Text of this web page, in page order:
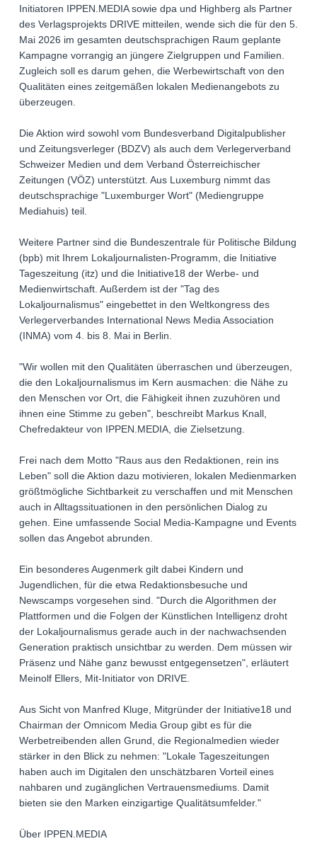
Initiatoren IPPEN.MEDIA sowie dpa und Highberg als Partner
des Verlagsprojekts DRIVE mitteilen, wende sich die für den 5.
Mai 2026 im gesamten deutschsprachigen Raum geplante
Kampagne vorrangig an jüngere Zielgruppen und Familien.
Zugleich soll es darum gehen, die Werbewirtschaft von den
Qualitäten eines zeitgemäßen lokalen Medienangebots zu
überzeugen.
Die Aktion wird sowohl vom Bundesverband Digitalpublisher
und Zeitungsverleger (BDZV) als auch dem Verlegerverband
Schweizer Medien und dem Verband Österreichischer
Zeitungen (VÖZ) unterstützt. Aus Luxemburg nimmt das
deutschsprachige "Luxemburger Wort" (Mediengruppe
Mediahuis) teil.
Weitere Partner sind die Bundeszentrale für Politische Bildung
(bpb) mit Ihrem Lokaljournalisten-Programm, die Initiative
Tageszeitung (itz) und die Initiative18 der Werbe- und
Medienwirtschaft. Außerdem ist der "Tag des
Lokaljournalismus" eingebettet in den Weltkongress des
Verlegerverbandes International News Media Association
(INMA) vom 4. bis 8. Mai in Berlin.
"Wir wollen mit den Qualitäten überraschen und überzeugen,
die den Lokaljournalismus im Kern ausmachen: die Nähe zu
den Menschen vor Ort, die Fähigkeit ihnen zuzuhören und
ihnen eine Stimme zu geben", beschreibt Markus Knall,
Chefredakteur von IPPEN.MEDIA, die Zielsetzung.
Frei nach dem Motto "Raus aus den Redaktionen, rein ins
Leben" soll die Aktion dazu motivieren, lokalen Medienmarken
größtmögliche Sichtbarkeit zu verschaffen und mit Menschen
auch in Alltagssituationen in den persönlichen Dialog zu
gehen. Eine umfassende Social Media-Kampagne und Events
sollen das Angebot abrunden.
Ein besonderes Augenmerk gilt dabei Kindern und
Jugendlichen, für die etwa Redaktionsbesuche und
Newscamps vorgesehen sind. "Durch die Algorithmen der
Plattformen und die Folgen der Künstlichen Intelligenz droht
der Lokaljournalismus gerade auch in der nachwachsenden
Generation praktisch unsichtbar zu werden. Dem müssen wir
Präsenz und Nähe ganz bewusst entgegensetzen", erläutert
Meinolf Ellers, Mit-Initiator von DRIVE.
Aus Sicht von Manfred Kluge, Mitgründer der Initiative18 und
Chairman der Omnicom Media Group gibt es für die
Werbetreibenden allen Grund, die Regionalmedien wieder
stärker in den Blick zu nehmen: "Lokale Tageszeitungen
haben auch im Digitalen den unschätzbaren Vorteil eines
nahbaren und zugänglichen Vertrauensmediums. Damit
bieten sie den Marken einzigartige Qualitätsumfelder."
Über IPPEN.MEDIA